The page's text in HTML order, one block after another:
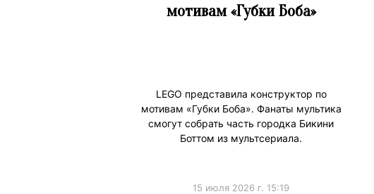
мотивам «Губки Боба»
LEGO представила конструктор по
мотивам «Губки Боба». Фанаты мультика
смогут собрать часть городка Бикини
Боттом из мультсериала.
15 июля 2026 г. 15:19